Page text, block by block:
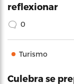
reflexionar
0
Turismo
Culebra se